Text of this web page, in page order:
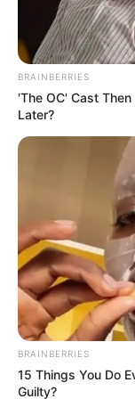
fenómeno
BRAINBERRIES
'The OC' Cast
Later?
BRAINBERRIES
15 Things You Do
Guilty?